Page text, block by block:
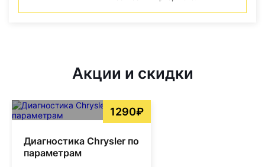
Акции и скидки
1290₽
Диагностика Chrysler по
параметрам